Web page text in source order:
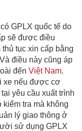
GPLX quốc tế do
sẽ được điều
tục xin cấp bằng
điều này cũng áp
đến Việt Nam.
xe nếu được cơ
yêu cầu xuất trình
kiểm tra mà không
lý giao thông ở
sử dụng GPLX